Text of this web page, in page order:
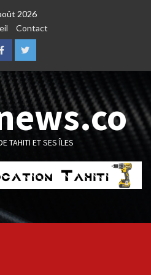
2026
Contact
FacebookTwitter
TAHITI ET SES ÎLES